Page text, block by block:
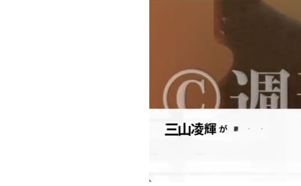
「90%は失敗する。でも…」本田圭佑が初めて明か
おすすめのキーワ